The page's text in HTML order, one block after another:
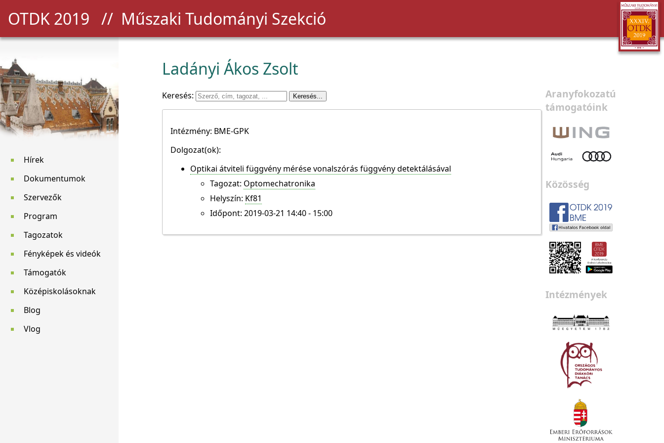
Hírek
Dokumentumok
Szervezők
Program
Tagozatok
Fényképek és videók
Támogatók
Középiskolásoknak
Blog
Vlog
OTDK 2019 // Műszaki Tudományi Szekció
Ladányi Ákos Zsolt
Keresés:
Intézmény: BME-GPK
Dolgozat(ok):
Optikai átviteli függvény mérése vonalszórás függvény detektálásával
Tagozat: Optomechatronika
Helyszín: Kf81
Időpont: 2019-03-21 14:40 - 15:00
Aranyfokozatú
támogatóink
Közösség
Intézmények